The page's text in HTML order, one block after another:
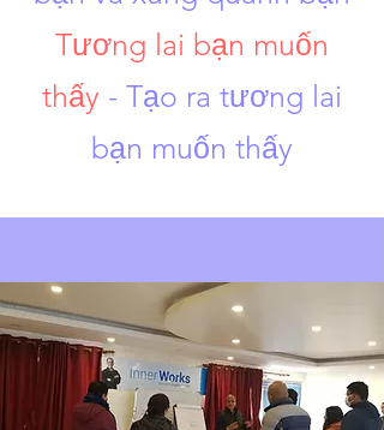
Tương lai bạn muốn
thấy - Tạo ra tương lai
bạn muốn thấy